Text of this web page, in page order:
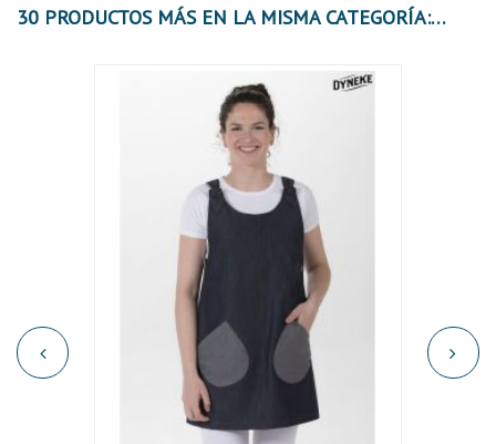
30 PRODUCTOS MÁS EN LA MISMA CATEGORÍA: